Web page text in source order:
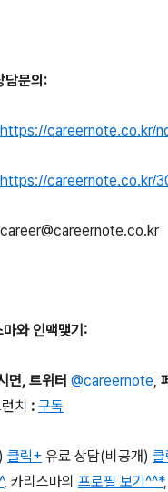
문의 :
https://careernote.co.kr/
https://careernote.co.kr/
와 인맥맺기 :
면, 트위터 @careernote,
치 : 구독
) 클릭+ 유료 상담(비공개)
, 카리스마의 프로필 보기^^*,